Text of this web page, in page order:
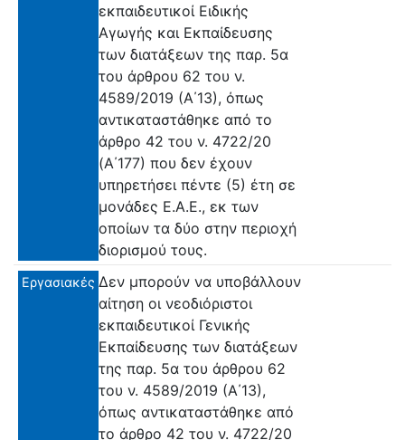
εκπαιδευτικοί Ειδικής
Αγωγής και Εκπαίδευσης
των διατάξεων της παρ. 5α
του άρθρου 62 του ν.
4589/2019 (Α΄13), όπως
αντικαταστάθηκε από το
άρθρο 42 του ν. 4722/20
(Α΄177) που δεν έχουν
υπηρετήσει πέντε (5) έτη σε
μονάδες Ε.Α.Ε., εκ των
οποίων τα δύο στην περιοχή
διορισμού τους.
Εργασιακές Δεν μπορούν να υποβάλλουν
αίτηση οι νεοδιόριστοι
εκπαιδευτικοί Γενικής
Εκπαίδευσης των διατάξεων
της παρ. 5α του άρθρου 62
του ν. 4589/2019 (Α΄13),
όπως αντικαταστάθηκε από
το άρθρο 42 του ν. 4722/20